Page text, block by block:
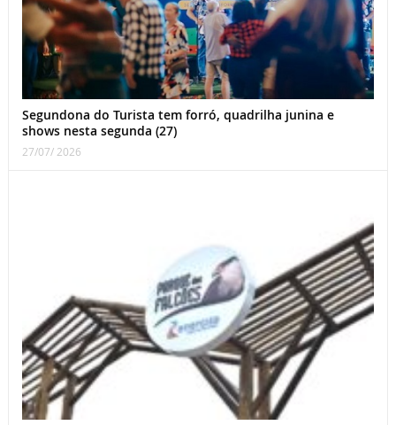
Segundona do Turista tem forró, quadrilha junina e
shows nesta segunda (27)
27/07/ 2026